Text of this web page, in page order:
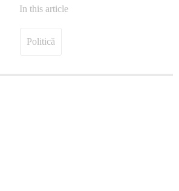
In this article
Politică